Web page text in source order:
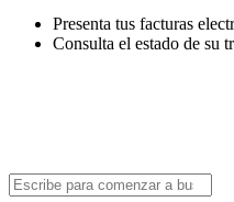
Presenta tus facturas
Consulta el estado de su